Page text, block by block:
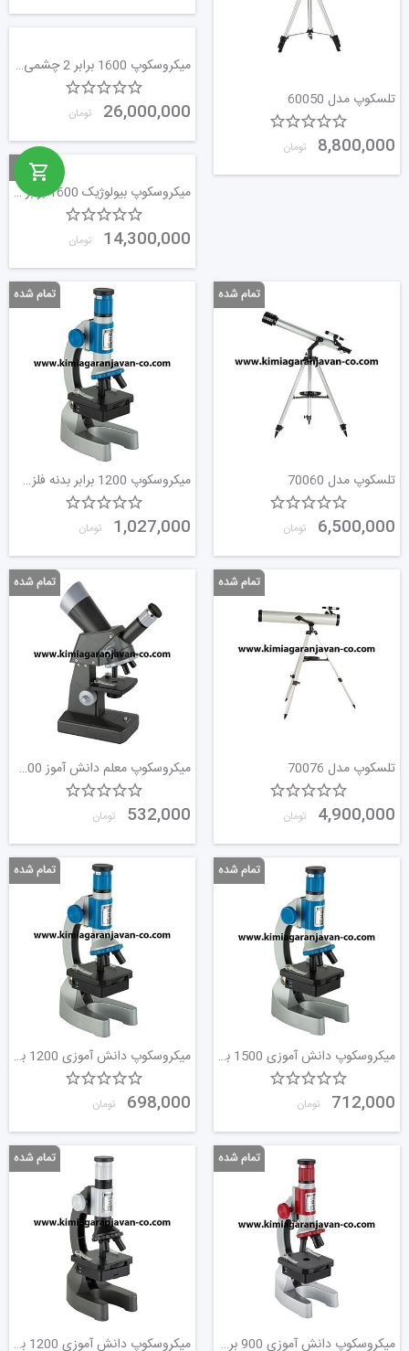
تلسکوپ مدل 60050
8,800,000 تومان
میکروسکوپ 1600 برابر 2 چشمی چینی
26,000,000 تومان
میکروسکوپ بیولوژیک 1600 برابر سه چشمی
14,300,000 تومان
تلسکوپ مدل 70060
6,500,000 تومان
میکروسکوپ 1200 برابر بدنه فلزی کیفی
1,027,000 تومان
تلسکوپ مدل 70076
4,900,000 تومان
میکروسکوپ معلم دانش آموز 1000برابر
532,000 تومان
میکروسکوپ دانش آموزی 1500 برابر بدنه فلزی
712,000 تومان
میکروسکوپ دانش آموزی 1200 برابر بدنه فلزی
698,000 تومان
میکروسکوپ دانش آموزی 900 برابر بدنه فلز میکروسکوپ دانش آموزی 1200 برابر بزرگ